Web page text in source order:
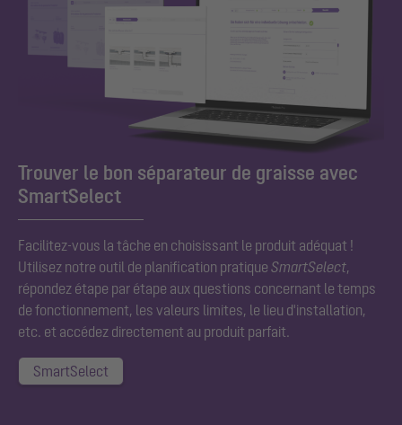
Trouver le bon séparateur de graisse avec
SmartSelect
Facilitez-vous la tâche en choisissant le produit adéquat !
Utilisez notre outil de planification pratique SmartSelect,
répondez étape par étape aux questions concernant le temps
de fonctionnement, les valeurs limites, le lieu d'installation,
etc. et accédez directement au produit parfait.
SmartSelect